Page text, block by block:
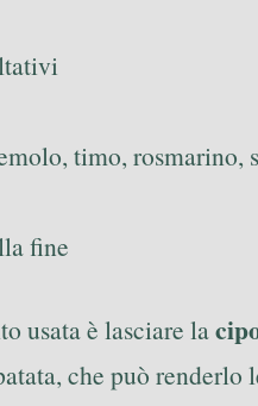
timo, rosmarino,
fine
usata è lasciare la
che può renderlo